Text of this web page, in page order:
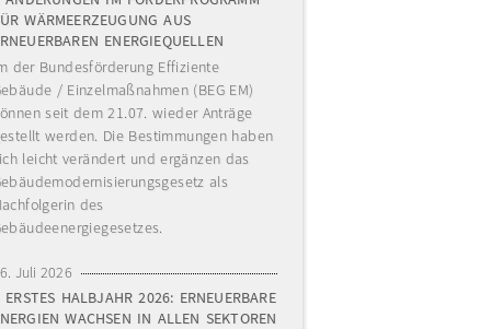
WÄRMEERZEUGUNG AUS
ENERGIEQUELLEN
der Bundesförderung Effiziente
/ Einzelmaßnahmen (BEG EM)
seit dem 21.07. wieder Anträge
werden. Die Bestimmungen haben
leicht verändert und ergänzen das
als
des
Juli 2026
ERSTES HALBJAHR 2026: ERNEUERBARE
WACHSEN IN ALLEN SEKTOREN